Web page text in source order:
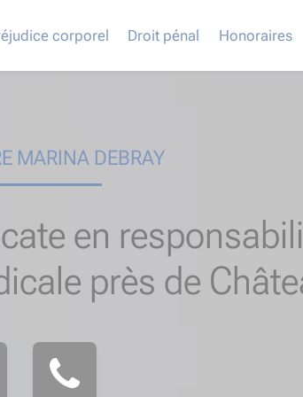
corporel Droit pénal Honoraires
MARINA DEBRAY
en
près de